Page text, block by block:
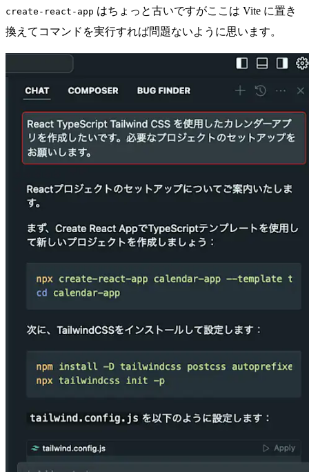
create-react-app はちょっと古いですがここは Vite に置き
換えてコマンドを実行すれば問題ないように思います。